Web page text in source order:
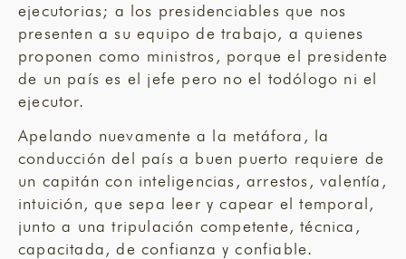
ejecutorias; a los presidenciables que nos
presenten a su equipo de trabajo, a quienes
proponen como ministros, porque el presidente
de un país es el jefe pero no el todólogo ni el
ejecutor.
Apelando nuevamente a la metáfora, la
conducción del país a buen puerto requiere de
un capitán con inteligencias, arrestos, valentía,
intuición, que sepa leer y capear el temporal,
junto a una tripulación competente, técnica,
capacitada, de confianza y confiable.